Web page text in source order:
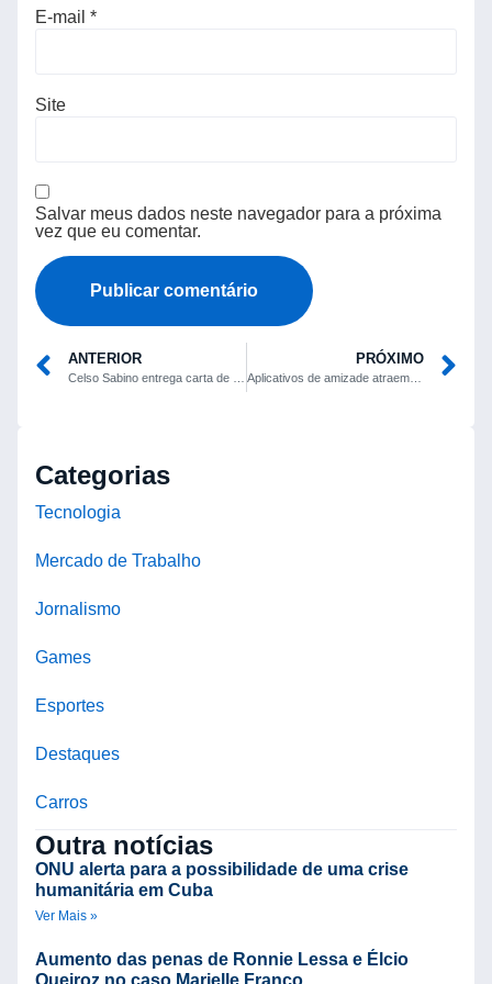
E-mail *
Site
Salvar meus dados neste navegador para a próxima
vez que eu comentar.
ANTERIOR PRÓXIMO
Aplicativos de amizade atraem usuários e movimentam US$ 16 milhões nos EUA em 2025
Categorias
Tecnologia
Mercado de Trabalho
Jornalismo
Games
Esportes
Destaques
Carros
Outra notícias
ONU alerta para a possibilidade de uma crise
humanitária em Cuba
Ver Mais »
Aumento das penas de Ronnie Lessa e Élcio
Queiroz no caso Marielle Franco